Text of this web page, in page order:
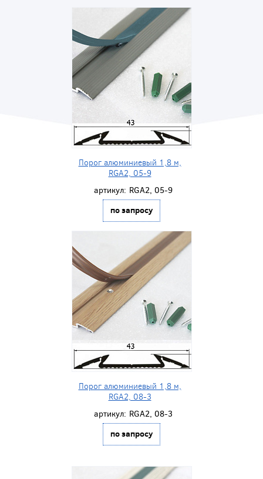
Порог алюминиевый 1,8 м,
RGA2, 05-9
артикул: RGA2, 05-9
по запросу
Порог алюминиевый 1,8 м,
RGA2, 08-3
артикул: RGA2, 08-3
по запросу